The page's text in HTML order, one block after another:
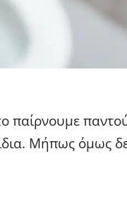
παίρνουμε
Μήπως όμως